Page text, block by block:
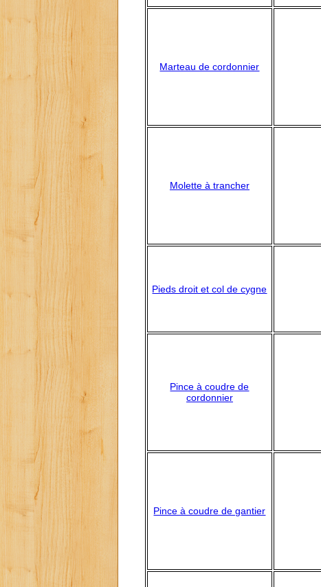
Marteau de cordonnier
Molette à trancher
Pieds droit et col de cygne
Pince à coudre de
cordonnier
Pince à coudre de gantier